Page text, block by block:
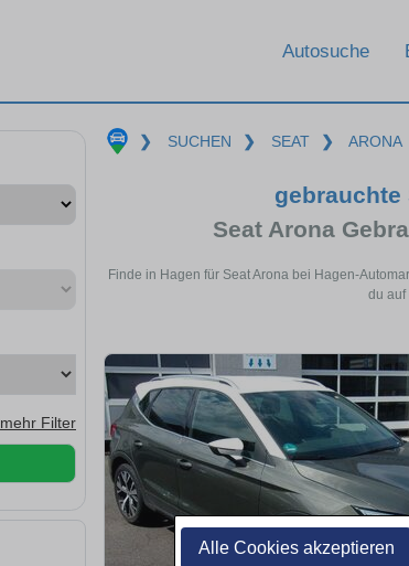
Alle Cookies akzeptieren
Autosuche
mehr Filter
❯ SUCHEN ❯ SEAT ❯ ARONA
gebrauchte
Seat Arona
Finde in Hagen für Seat Arona bei Hagen-
du auf